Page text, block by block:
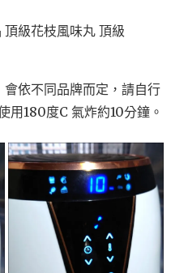
依不同品牌而定，請自行
180度C 氣炸約10分鐘。